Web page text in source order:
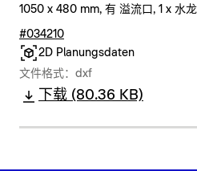
1050 x 480 mm, 有 溢流口, 1 x 水
#034210
2D Planungsdaten
文件格式：dxf
下载 (80.36 KB)